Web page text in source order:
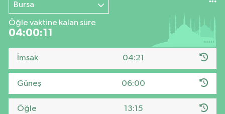
Bursa
Öğle vaktine kalan süre
04:00:10
İmsak 04:21
Güneş 06:00
Öğle 13:15